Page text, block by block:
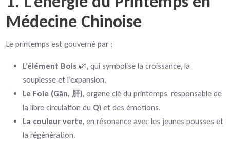
Médecine Chinoise
Le printemps est gouverné par :
L’élément Bois 🌿, qui symbolise la croissance, la
souplesse et l’expansion.
Le Foie (Gān, 肝), organe clé du printemps, responsable de
la libre circulation du Qì et des émotions.
La couleur verte, en résonance avec les jeunes pousses et
la régénération.